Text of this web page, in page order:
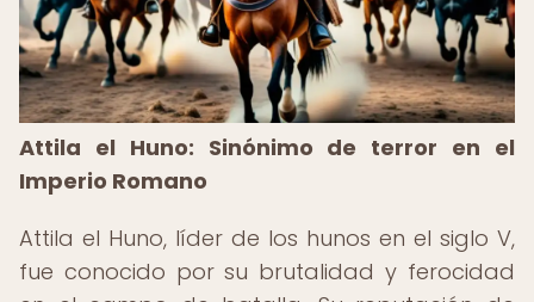
Attila el Huno: Sinónimo de terror en el
Imperio Romano
Attila el Huno, líder de los hunos en el siglo V,
fue conocido por su brutalidad y ferocidad